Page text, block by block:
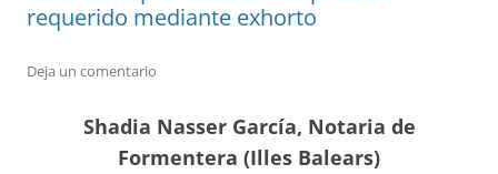
requerido mediante exhorto
Deja un comentario
Shadia Nasser García, Notaria de
Formentera (Illes Balears)